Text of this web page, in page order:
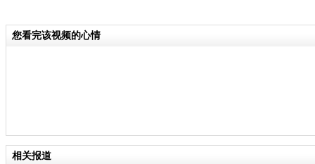
您看完该视频的心情
相关报道